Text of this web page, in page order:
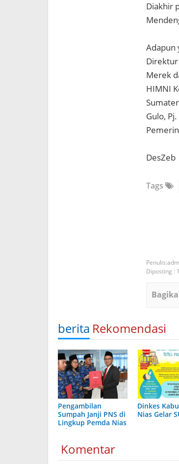
Diakhir
Adapun
Direktur
Merek
HIMNI
Gulo,
DesZeb
Tags
Diposting :
berita Rekomendasi
Pengambilan
Sumpah Janji PNS di
Lingkup Pemda Nias
Tahun 2023
Dinkes
Nias Gelar
Komentar